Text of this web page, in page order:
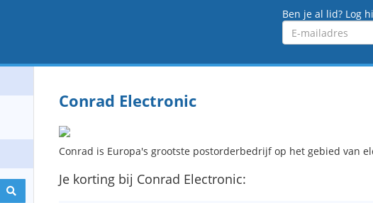
Ben je al lid? Log
Emailadres
Conrad Electronic
Conrad is Europa's grootste postorderbedrijf op het gebied van
Je korting bij Conrad Electronic: